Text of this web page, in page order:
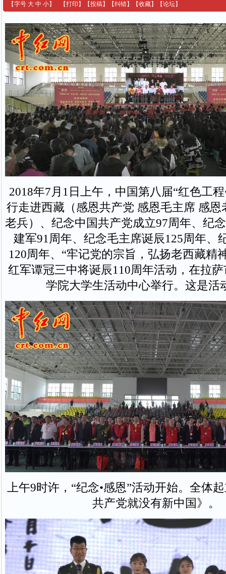
【字号 大 中 小】 【打印 】 【投稿】 【纠错】 【收藏】 【论坛】
2018年7月1日上午，中国第八届“红色工
行走进西藏（感恩共产党 感恩毛主席 感恩
老兵）、纪念中国共产党成立97周年、纪
建军91周年、纪念毛主席诞辰125周年、
120周年、“牢记党的宗旨，弘扬老西藏精
红军谭冠三中将诞辰110周年活动，在拉
学院大学生活动中心举行。这是活
上午9时许，“纪念•感恩”活动开始。全体
共产党就没有新中国》。